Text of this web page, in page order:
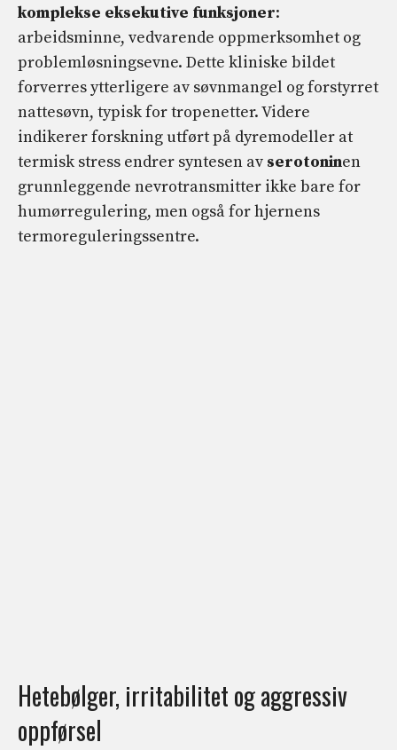
komplekse eksekutive funksjoner:
arbeidsminne, vedvarende oppmerksomhet og
problemløsningsevne. Dette kliniske bildet
forverres ytterligere av søvnmangel og forstyrret
nattesøvn, typisk for tropenetter. Videre
indikerer forskning utført på dyremodeller at
termisk stress endrer syntesen av serotoninen
grunnleggende nevrotransmitter ikke bare for
humørregulering, men også for hjernens
termoreguleringssentre.
Hetebølger, irritabilitet og aggressiv
oppførsel